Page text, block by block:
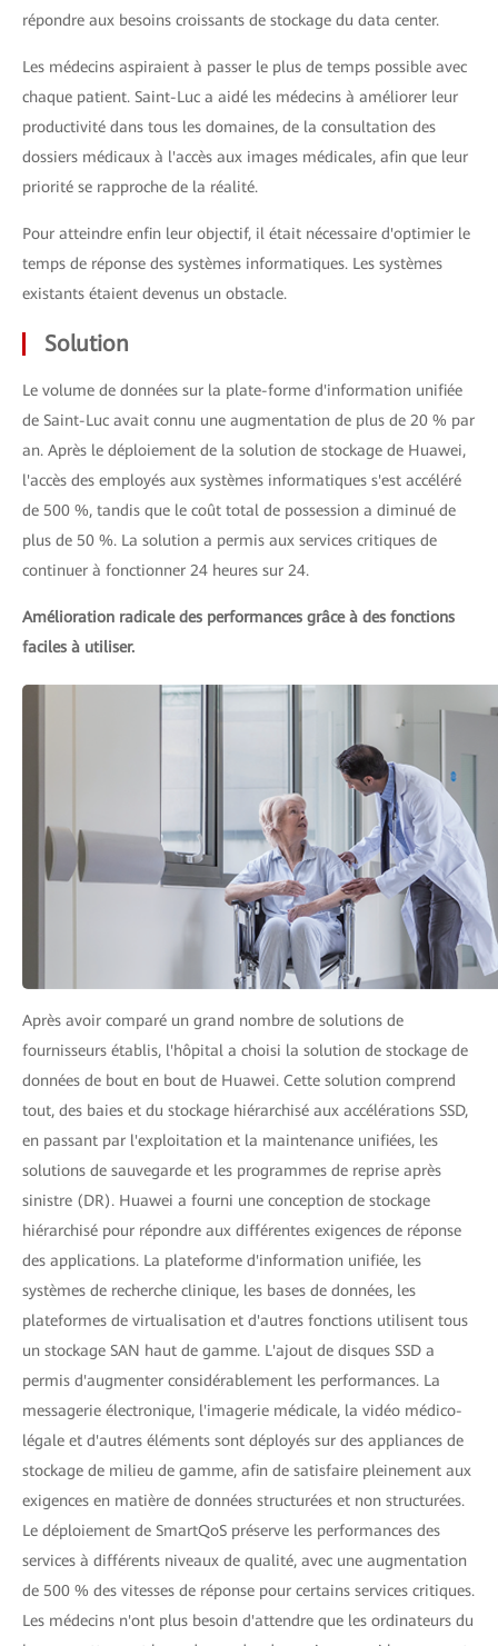
répondre aux besoins croissants de stockage du data center.
Les médecins aspiraient à passer le plus de temps possible avec
chaque patient. Saint-Luc a aidé les médecins à améliorer leur
productivité dans tous les domaines, de la consultation des
dossiers médicaux à l'accès aux images médicales, afin que leur
priorité se rapproche de la réalité.
Pour atteindre enfin leur objectif, il était nécessaire d'optimier le
temps de réponse des systèmes informatiques. Les systèmes
existants étaient devenus un obstacle.
Solution
Le volume de données sur la plate-forme d'information unifiée
de Saint-Luc avait connu une augmentation de plus de 20 % par
an. Après le déploiement de la solution de stockage de Huawei,
l'accès des employés aux systèmes informatiques s'est accéléré
de 500 %, tandis que le coût total de possession a diminué de
plus de 50 %. La solution a permis aux services critiques de
continuer à fonctionner 24 heures sur 24.
Amélioration radicale des performances grâce à des fonctions
faciles à utiliser.
Après avoir comparé un grand nombre de solutions de
fournisseurs établis, l'hôpital a choisi la solution de stockage de
données de bout en bout de Huawei. Cette solution comprend
tout, des baies et du stockage hiérarchisé aux accélérations SSD,
en passant par l'exploitation et la maintenance unifiées, les
solutions de sauvegarde et les programmes de reprise après
sinistre (DR). Huawei a fourni une conception de stockage
hiérarchisé pour répondre aux différentes exigences de réponse
des applications. La plateforme d'information unifiée, les
systèmes de recherche clinique, les bases de données, les
plateformes de virtualisation et d'autres fonctions utilisent tous
un stockage SAN haut de gamme. L'ajout de disques SSD a
permis d'augmenter considérablement les performances. La
messagerie électronique, l'imagerie médicale, la vidéo médico-
légale et d'autres éléments sont déployés sur des appliances de
stockage de milieu de gamme, afin de satisfaire pleinement aux
exigences en matière de données structurées et non structurées.
Le déploiement de SmartQoS préserve les performances des
services à différents niveaux de qualité, avec une augmentation
de 500 % des vitesses de réponse pour certains services critiques.
Les médecins n'ont plus besoin d'attendre que les ordinateurs du